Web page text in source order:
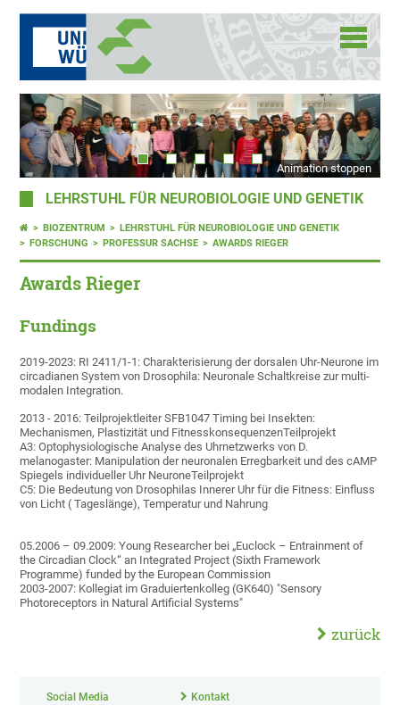
Animation stoppen
LEHRSTUHL FÜR NEUROBIOLOGIE UND GENETIK
BIOZENTRUM
LEHRSTUHL FÜR NEUROBIOLOGIE UND GENETIK
FORSCHUNG
PROFESSUR SACHSE AWARDS RIEGER
Awards Rieger
Fundings
2019-2023: RI 2411/1-1: Charakterisierung der dorsalen Uhr-Neurone im
circadianen System von Drosophila: Neuronale Schaltkreise zur multi-
modalen Integration.
2013 - 2016: Teilprojektleiter SFB1047 Timing bei Insekten:
Mechanismen, Plastizität und FitnesskonsequenzenTeilprojekt
A3: Optophysiologische Analyse des Uhrnetzwerks von D.
melanogaster: Manipulation der neuronalen Erregbarkeit und des cAMP
Spiegels individueller Uhr NeuroneTeilprojekt
C5: Die Bedeutung von Drosophilas Innerer Uhr für die Fitness: Einfluss
von Licht ( Tageslänge), Temperatur und Nahrung
05.2006 – 09.2009: Young Researcher bei „Euclock – Entrainment of
the Circadian Clock“ an Integrated Project (Sixth Framework
Programme) funded by the European Commission
2003-2007: Kollegiat im Graduiertenkolleg (GK640) "Sensory
Photoreceptors in Natural Artificial Systems"
zurück
Social Media Kontakt